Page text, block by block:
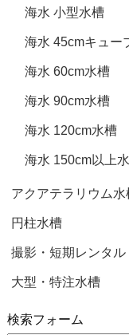
海水 小型水槽
海水 45cmキュー
海水 60cm水槽
海水 90cm水槽
海水 120cm水槽
海水 150cm以上
アクアテラリウム水
円柱水槽
撮影・短期レンタル
大型・特注水槽
検索フォーム